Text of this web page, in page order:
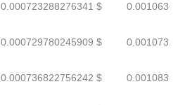
0.000723288276341 $
0.000729780245909 $
0.000736822756242 $